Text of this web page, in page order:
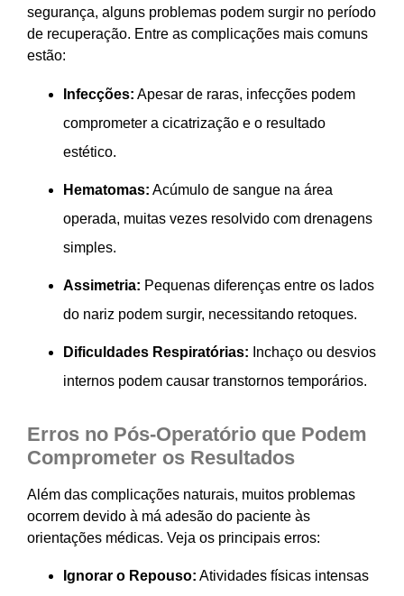
segurança, alguns problemas podem surgir no período
de recuperação. Entre as complicações mais comuns
estão:
Infecções: Apesar de raras, infecções podem
comprometer a cicatrização e o resultado
estético.
Hematomas: Acúmulo de sangue na área
operada, muitas vezes resolvido com drenagens
simples.
Assimetria: Pequenas diferenças entre os lados
do nariz podem surgir, necessitando retoques.
Dificuldades Respiratórias: Inchaço ou desvios
internos podem causar transtornos temporários.
Erros no Pós-Operatório que Podem
Comprometer os Resultados
Além das complicações naturais, muitos problemas
ocorrem devido à má adesão do paciente às
orientações médicas. Veja os principais erros:
Ignorar o Repouso: Atividades físicas intensas